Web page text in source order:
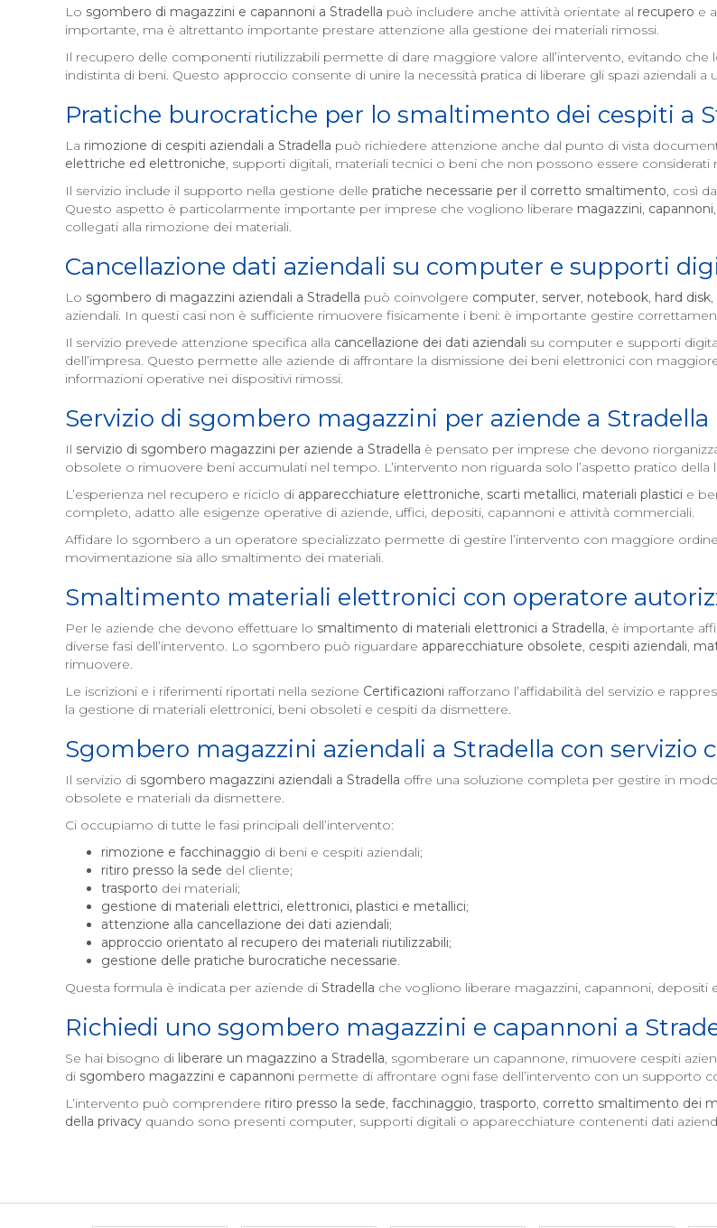
Lo sgombero di magazzini e capannoni a Stradella può includere anche attività orientate al recupero e
importante, ma è altrettanto importante prestare attenzione alla gestione dei materiali rimossi.
Il recupero delle componenti riutilizzabili permette di dare maggiore valore all’intervento, evitando
indistinta di beni. Questo approccio consente di unire la necessità pratica di liberare gli spazi aziendali
Pratiche burocratiche per lo smaltimento dei cespiti a
La rimozione di cespiti aziendali a Stradella può richiedere attenzione anche dal punto di vista
elettriche ed elettroniche, supporti digitali, materiali tecnici o beni che non possono essere considerati
Il servizio include il supporto nella gestione delle pratiche necessarie per il corretto smaltimento, così
Questo aspetto è particolarmente importante per imprese che vogliono liberare magazzini, capannoni,
collegati alla rimozione dei materiali.
Cancellazione dati aziendali su computer e supporti
Lo sgombero di magazzini aziendali a Stradella può coinvolgere computer, server, notebook, hard disk,
aziendali. In questi casi non è sufficiente rimuovere fisicamente i beni: è importante gestire
Il servizio prevede attenzione specifica alla cancellazione dei dati aziendali su computer e supporti
dell’impresa. Questo permette alle aziende di affrontare la dismissione dei beni elettronici con
informazioni operative nei dispositivi rimossi.
Servizio di sgombero magazzini per aziende a Stradella
Il servizio di sgombero magazzini per aziende a Stradella è pensato per imprese che devono
obsolete o rimuovere beni accumulati nel tempo. L’intervento non riguarda solo l’aspetto pratico
L’esperienza nel recupero e riciclo di apparecchiature elettroniche, scarti metallici, materiali plastici e
completo, adatto alle esigenze operative di aziende, uffici, depositi, capannoni e attività commerciali.
Affidare lo sgombero a un operatore specializzato permette di gestire l’intervento con maggiore
movimentazione sia allo smaltimento dei materiali.
Smaltimento materiali elettronici con operatore
Per le aziende che devono effettuare lo smaltimento di materiali elettronici a Stradella, è importante
diverse fasi dell’intervento. Lo sgombero può riguardare apparecchiature obsolete, cespiti aziendali,
rimuovere.
Le iscrizioni e i riferimenti riportati nella sezione Certificazioni rafforzano l’affidabilità del servizio e
la gestione di materiali elettronici, beni obsoleti e cespiti da dismettere.
Sgombero magazzini aziendali a Stradella con servizio
Il servizio di sgombero magazzini aziendali a Stradella offre una soluzione completa per gestire in
obsolete e materiali da dismettere.
Ci occupiamo di tutte le fasi principali dell’intervento:
rimozione e facchinaggio di beni e cespiti aziendali;
ritiro presso la sede del cliente;
trasporto dei materiali;
gestione di materiali elettrici, elettronici, plastici e metallici;
attenzione alla cancellazione dei dati aziendali;
approccio orientato al recupero dei materiali riutilizzabili;
gestione delle pratiche burocratiche necessarie.
Questa formula è indicata per aziende di Stradella che vogliono liberare magazzini, capannoni,
Richiedi uno sgombero magazzini e capannoni a
Se hai bisogno di liberare un magazzino a Stradella, sgomberare un capannone, rimuovere cespiti
di sgombero magazzini e capannoni permette di affrontare ogni fase dell’intervento con un supporto
L’intervento può comprendere ritiro presso la sede, facchinaggio, trasporto, corretto smaltimento dei
della privacy quando sono presenti computer, supporti digitali o apparecchiature contenenti dati